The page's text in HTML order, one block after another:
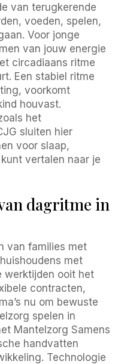
van terugkerende
voeden, spelen,
Voor jonge
van jouw energie
circadiaans ritme
Een stabiel ritme
voorkomt
houvast.
het
sluiten hier
voor slaap,
vertalen naar je
dagritme in
van families met
met
werktijden ooit het
contracten,
nu om bewuste
spelen in
Mantelzorg Samens
handvatten
Technologie